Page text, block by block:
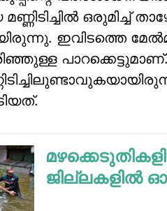
ഒരുമിച്ച്
ഇവിടത്തെ
ജില്ലകളില്‍